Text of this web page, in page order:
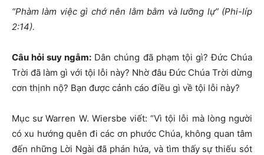
“Phàm làm việc gì chớ nên lằm bằm và lưỡng lự” (Phi-líp
2:14).
Câu hỏi suy ngẫm: Dân chúng đã phạm tội gì? Đức Chúa
Trời đã làm gì với tội lỗi này? Nhờ đâu Đức Chúa Trời dừng
cơn thịnh nộ? Bạn được cảnh cáo điều gì về tội lỗi này?
Mục sư Warren W. Wiersbe viết: “Vì tội lỗi mà lòng người
có xu hướng quên đi các ơn phước Chúa, không quan tâm
đến những Lời Ngài đã phán hứa, và tìm thấy sự thiếu sót